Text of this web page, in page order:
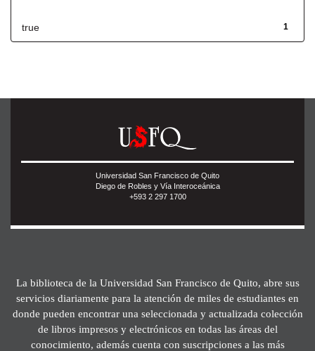
1
true
Universidad San Francisco de Quito
Diego de Robles y Vía Interoceánica
+593 2 297 1700
La biblioteca de la Universidad San Francisco de Quito, abre sus
servicios diariamente para la atención de miles de estudiantes en
donde pueden encontrar una seleccionada y actualizada colección
de libros impresos y electrónicos en todas las áreas del
conocimiento, además cuenta con suscripciones a las más